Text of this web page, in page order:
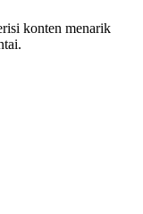
konten menarik